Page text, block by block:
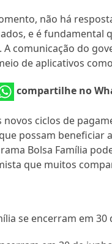
não há
e é fundamental
comunicação do
de aplicativos
compartilhe no
novos ciclos de
possam beneficiar
Bolsa Família
que muitos
se encerram em 30